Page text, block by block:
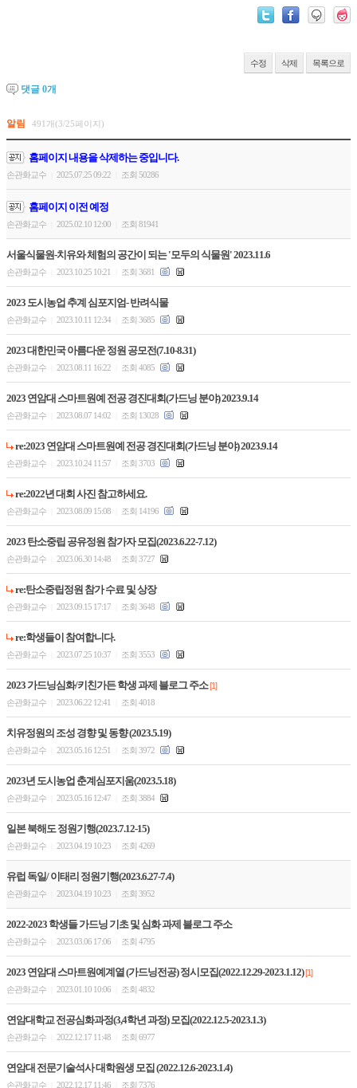
수정 삭제 목록으로
댓글 0개
알림 491개(3/25페이지)
홈페이지 내용을 삭제하는 중입니다.
손관화교수 2025.07.25 09:22 조회 50286
홈페이지 이전 예정
손관화교수 2025.02.10 12:00 조회 81941
서울식물원-치유와 체험의 공간이 되는 '모두의 식물원' 2023.11.6
손관화교수 2023.10.25 10:21 조회 3681
2023 도시농업 추계 심포지엄- 반려식물
손관화교수 2023.10.11 12:34 조회 3685
2023 대한민국 아름다운 정원 공모전(7.10-8.31)
손관화교수 2023.08.11 16:22 조회 4085
2023 연암대 스마트원예 전공 경진대회(가드닝 분야) 2023.9.14
손관화교수 2023.08.07 14:02 조회 13028
re:2023 연암대 스마트원예 전공 경진대회(가드닝 분야) 2023.9.14
손관화교수 2023.10.24 11:57 조회 3703
re:2022년 대회 사진 참고하세요.
손관화교수 2023.08.09 15:08 조회 14196
2023 탄소중립 공유정원 참가자 모집(2023.6.22-7.12)
손관화교수 2023.06.30 14:48 조회 3727
re:탄소중립정원 참가 수료 및 상장
손관화교수 2023.09.15 17:17 조회 3648
re:학생들이 참여합니다.
손관화교수 2023.07.25 10:37 조회 3553
2023 가드닝심화/키친가든 학생 과제 블로그 주소[1]
손관화교수
2023.06.22 12:41 조회 4018
치유정원의 조성 경향 및 동향 (2023.5.19)
손관화교수 2023.05.16 12:51 조회 3972
2023년 도시농업 춘계심포지움(2023.5.18)
손관화교수 2023.05.16 12:47 조회 3884
일본 북해도 정원기행(2023.7.12-15)
손관화교수 2023.04.19 10:23 조회 4269
유럽 독일/ 이태리 정원기행(2023.6.27-7.4)
손관화교수 2023.04.19 10:23 조회 3952
2022-2023 학생들 가드닝 기초 및 심화 과제 블로그 주소
손관화교수 2023.03.06 17:06 조회 4795
2023 연암대 스마트원예계열 (가드닝전공) 정시모집(2022.12.29-2023.1.12)[1]
손관화교수
2023.01.10 10:06 조회 4832
연암대학교 전공심화과정(3,4학년 과정) 모집(2022.12.5-2023.1.3)
손관화교수 2022.12.17 11:48 조회 6977
연암대 전문기술석사 대학원생 모집 (2022.12.6-2023.1.4)
손관화교수 2022.12.17 11:46 조회 7376